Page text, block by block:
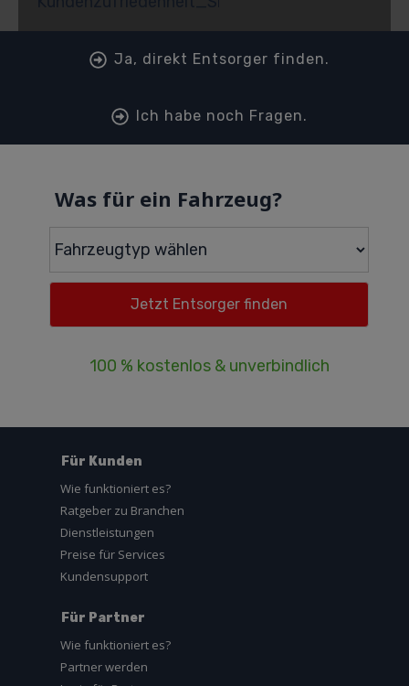
Ja, direkt Entsorger finden.
Ich habe noch Fragen.
Was für ein Fahrzeug?
100 % kostenlos & unverbindlich
Für Kunden
Wie funktioniert es?
Ratgeber zu Branchen
Dienstleistungen
Preise für Services
Kundensupport
Für Partner
Wie funktioniert es?
Partner werden